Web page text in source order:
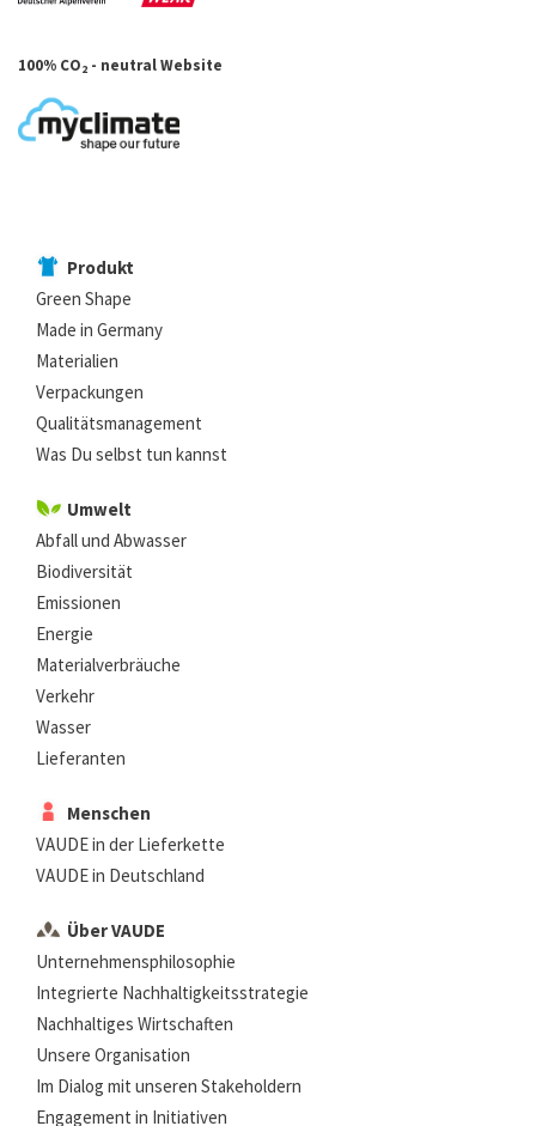
100% CO2 - neutral Website
Produkt
Green Shape
Made in Germany
Materialien
Verpackungen
Qualitätsmanagement
Was Du selbst tun kannst
Umwelt
Abfall und Abwasser
Biodiversität
Emissionen
Energie
Materialverbräuche
Verkehr
Wasser
Lieferanten
Menschen
VAUDE in der Lieferkette
VAUDE in Deutschland
Über VAUDE
Unternehmensphilosophie
Integrierte Nachhaltigkeitsstrategie
Nachhaltiges Wirtschaften
Unsere Organisation
Im Dialog mit unseren Stakeholdern
Engagement in Initiativen